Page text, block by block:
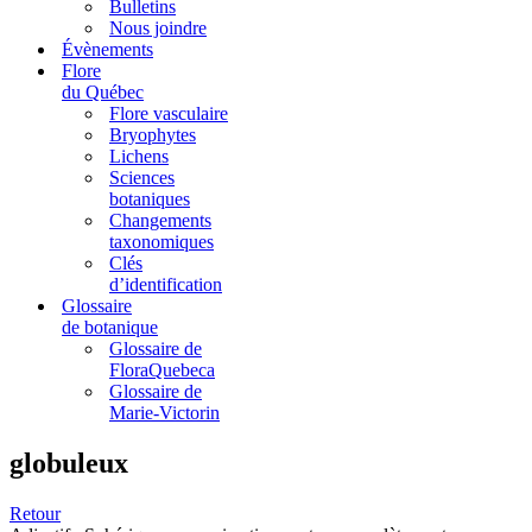
Bulletins
Nous joindre
Évènements
Flore
du Québec
Flore vasculaire
Bryophytes
Lichens
Sciences
botaniques
Changements
taxonomiques
Clés
d’identification
Glossaire
de botanique
Glossaire de
FloraQuebeca
Glossaire de
Marie-Victorin
globuleux
Retour